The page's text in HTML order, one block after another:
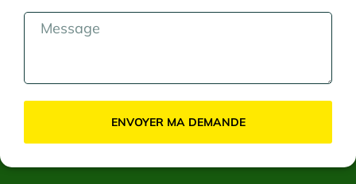
ENVOYER MA DEMANDE